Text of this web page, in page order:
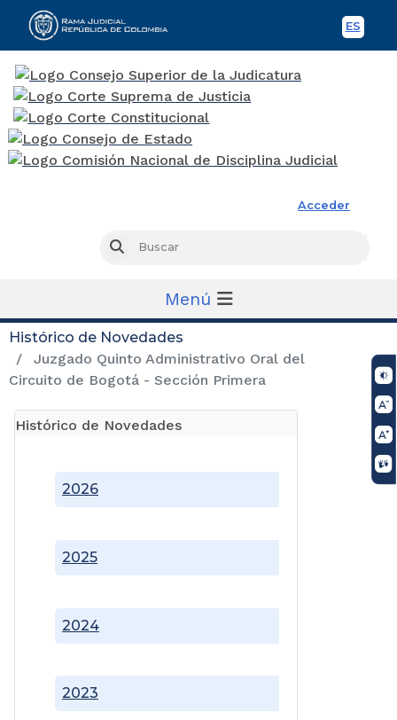
ES
Acceder
Buscar
Menú
Histórico de Novedades
Juzgado Quinto Administrativo Oral del
Circuito de Bogotá - Sección Primera
Histórico de Novedades
2023
2024
2025
2026